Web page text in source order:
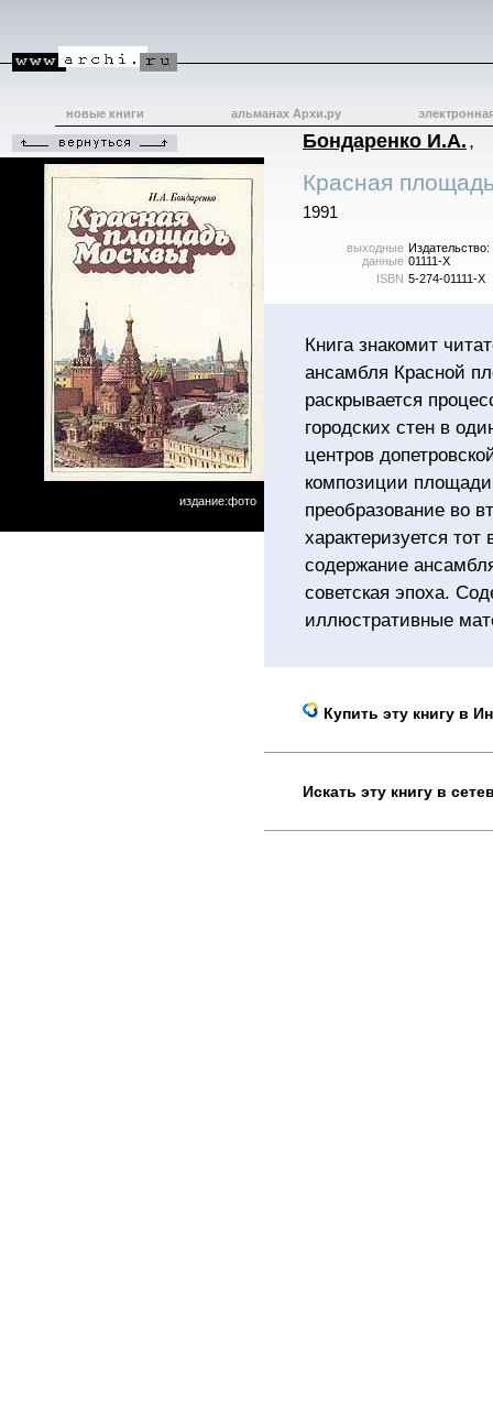
новые книги альманах Архи.ру
издание:фото
Бондаренко И.А. ,
Красная
1991
выходные
данные 01111-X
ISBN 5-274-01111-X
Книга знакомит
ансамбля Красной
раскрывается
городских стен в
центров
композиции
преобразование во
характеризуется
содержание
советская эпоха.
иллюстративные
Купить эту книгу в
Искать эту книгу в